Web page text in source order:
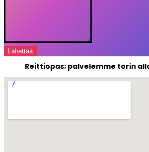
Lähettää
Reittiopas; palvelemme torin